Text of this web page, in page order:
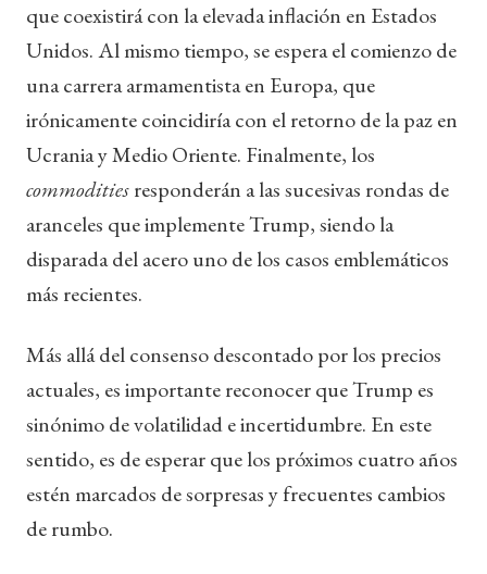
que coexistirá con la elevada inflación en Estados
Unidos. Al mismo tiempo, se espera el comienzo de
una carrera armamentista en Europa, que
irónicamente coincidiría con el retorno de la paz en
Ucrania y Medio Oriente. Finalmente, los
commoditiesresponderán a las sucesivas rondas de
aranceles que implemente Trump, siendo la
disparada del acero uno de los casos emblemáticos
más recientes.
Más allá del consenso descontado por los precios
actuales, es importante reconocer que Trump es
sinónimo de volatilidad e incertidumbre. En este
sentido, es de esperar que los próximos cuatro años
estén marcados de sorpresas y frecuentes cambios
de rumbo.